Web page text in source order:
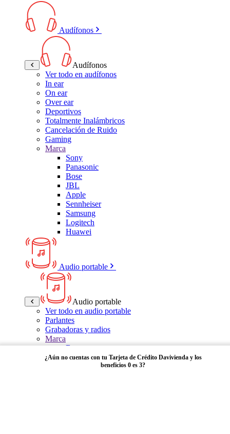
Audífonos
Audífonos
Ver todo en audífonos
In ear
On ear
Over ear
Deportivos
Totalmente Inalámbricos
Cancelación de Ruido
Gaming
Marca
Sony
Panasonic
Bose
JBL
Apple
Sennheiser
Samsung
Logitech
Huawei
Audio portable
Audio portable
Ver todo en audio portable
Parlantes
Grabadoras y radios
Marca
Bose
Panasonic
¿Aún no cuentas con tu Tarjeta de Crédito Davivienda y los
beneficios 0 es 3?